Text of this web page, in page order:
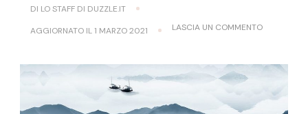
DI LO STAFF DI DUZZLE.IT
AGGIORNATO IL 1 MARZO 2021 LASCIA UN COMMENTOSU
CASA
EVITARE